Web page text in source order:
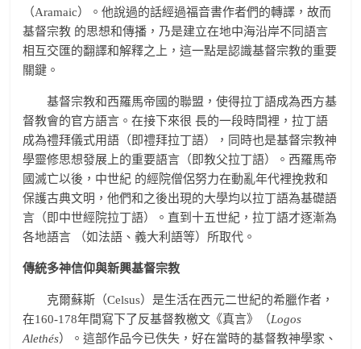
（Aramaic）。他說過的話經過福音書作者們的轉譯，故而
基督宗教 的思想和傳播，乃是建立在地中海沿岸不同語言
相互交匯的翻譯和解釋之上，這一點是認識基督宗教的重要
關鍵。
基督宗教和西羅馬帝國的聯盟，使得拉丁語成為西方基
督教會的官方語言。在接下來很 長的一段時間裡，拉丁語
成為禮拜儀式用語（即禮拜拉丁語），同時也是基督宗教神
學靈修思想發展上的重要語言（即教父拉丁語）。西羅馬帝
國滅亡以後，中世紀 的經院僧侶努力在動亂年代裡挽救和
保護古典文明，他們和之後出現的大學均以拉丁語為基礎語
言（即中世經院拉丁語）。直到十五世紀，拉丁語才逐漸為
各地語言 （如法語、義大利語等）所取代。
傳統多神信仰與新興基督宗教
克爾蘇斯（Celsus）是生活在西元二世紀的希臘作者，
在160-178年間寫下了反基督教檄文《真言》（Logos
Alethés）。這部作品今已佚失，好在當時的基督教神學家、